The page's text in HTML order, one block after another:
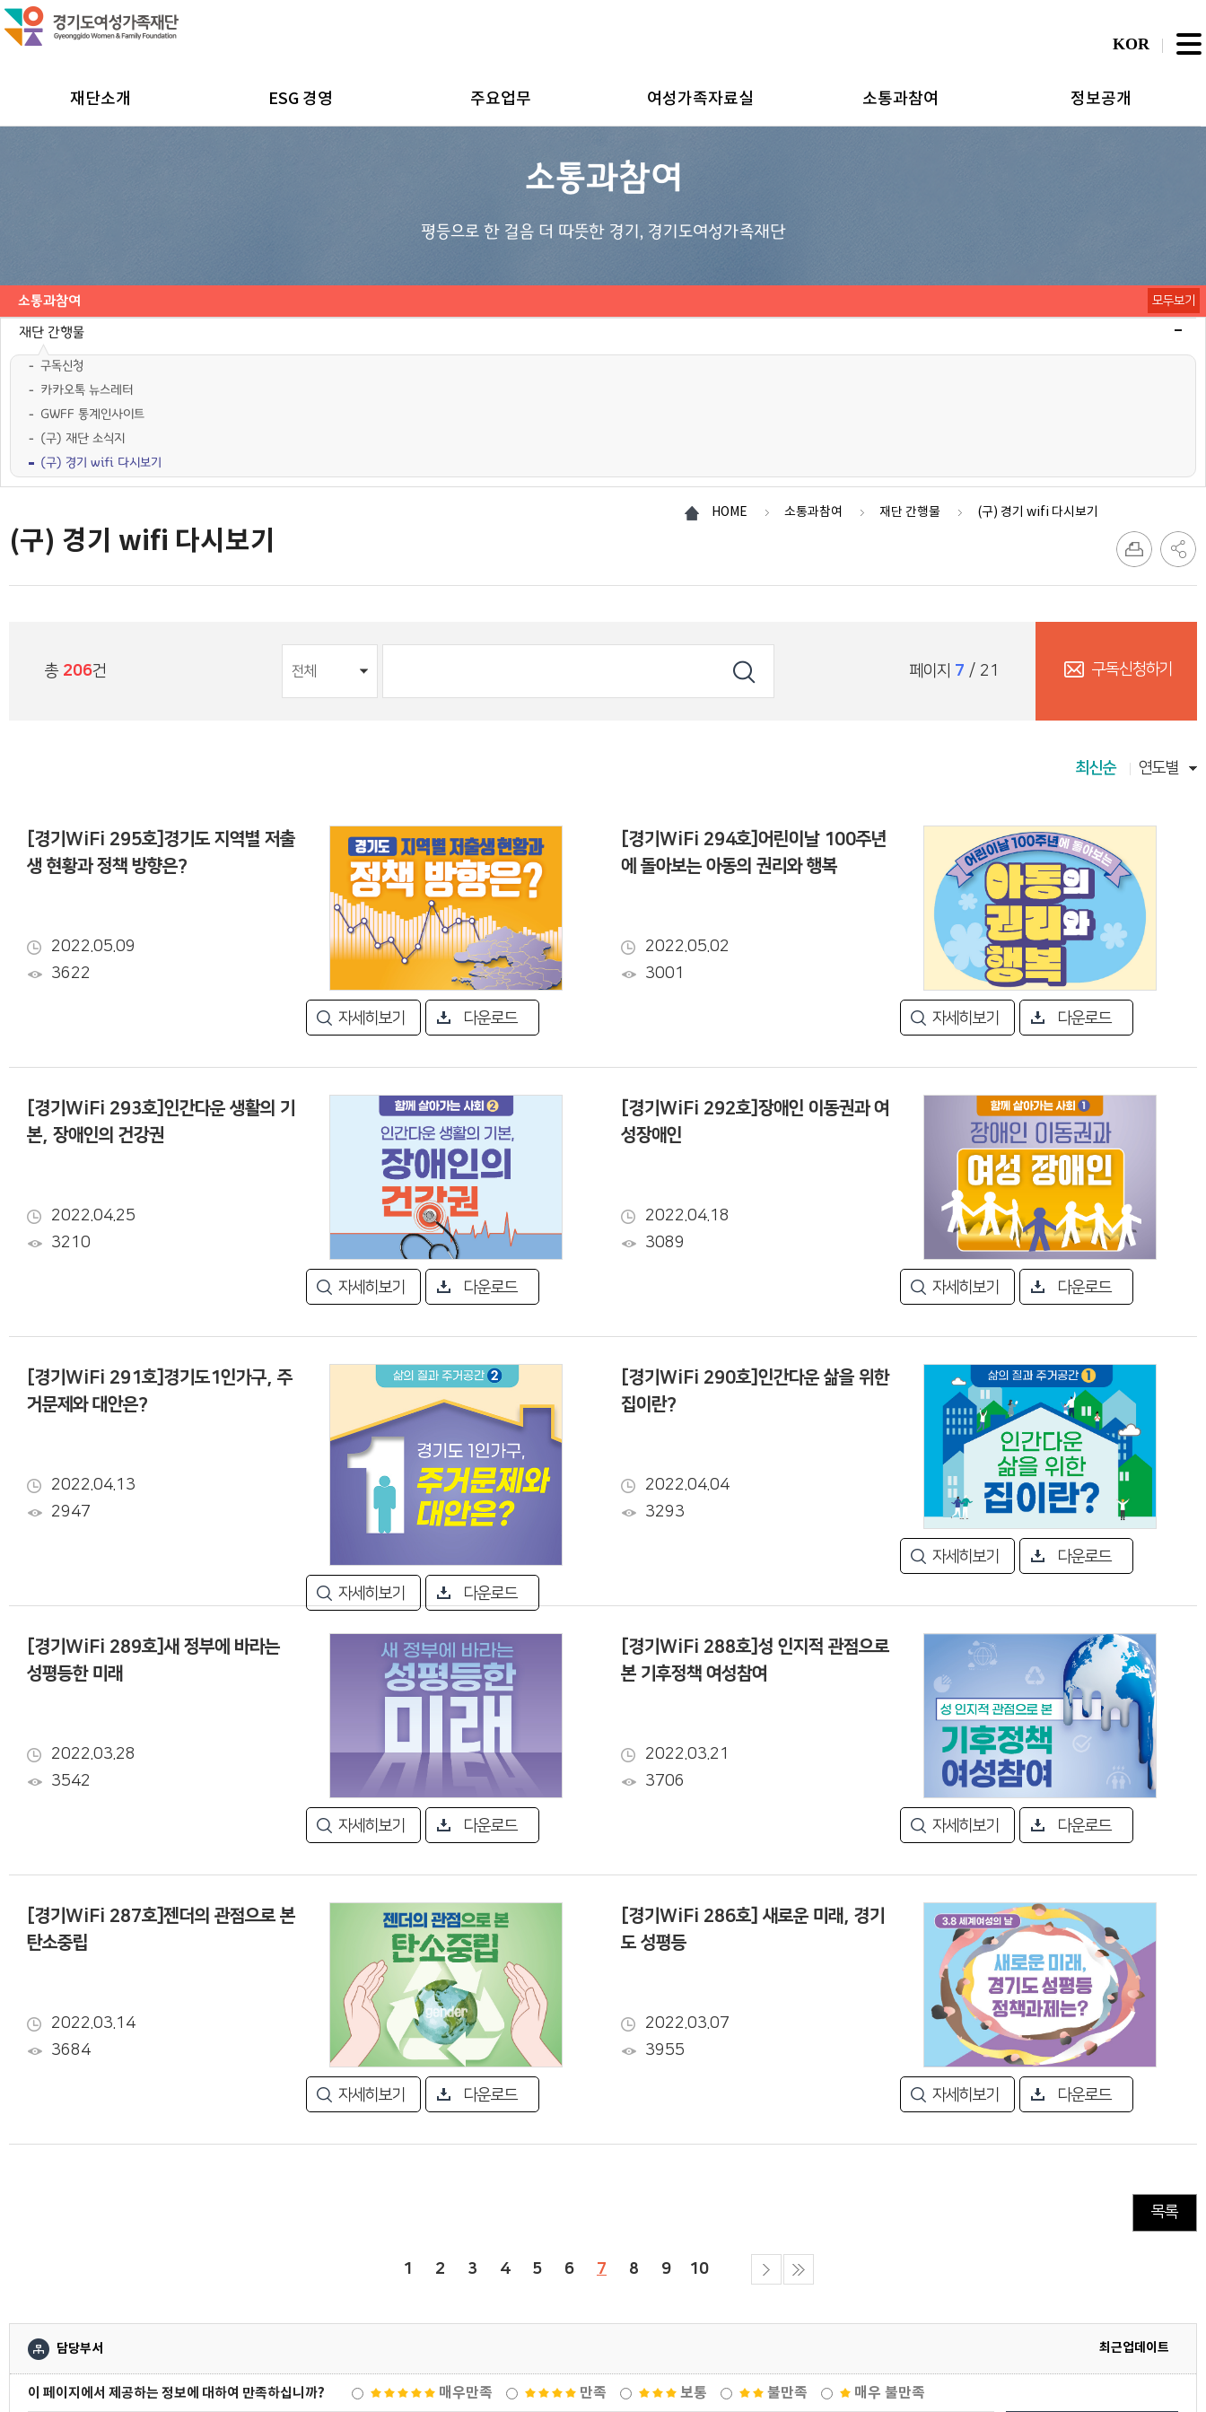
재단소개 ESG 경영 주요업무 여성가족자료실 소통과참여 정보공개
KOR
소통과참여
평등으로 한 걸음 더 따뜻한 경기, 경기도여성가족재단
소통과참여
공지사항
채용공고
모집/행사
카드뉴스
언론보도
도민의 의견
재단 간행물
구독신청
카카오톡 뉴스레터
GWFF 통계인사이트
(구) 재단 소식지
(구) 경기 wifi 다시보기
모두보기
HOME 소통과참여 재단 간행물 (구) 경기 wifi 다시보기
(구) 경기 wifi 다시보기
총 206건 페이지 7 / 21 구독신청하기
최신순 연도별
[경기WiFi 295호]경기도 지역별 저출
생 현황과 정책 방향은?
2022.05.09
3622
자세히보기 다운로드
[경기WiFi 294호]어린이날 100주년
에 돌아보는 아동의 권리와 행복
2022.05.02
3001
자세히보기 다운로드
[경기WiFi 293호]인간다운 생활의 기
본, 장애인의 건강권
2022.04.25
3210
자세히보기 다운로드
[경기WiFi 292호]장애인 이동권과 여
성장애인
2022.04.18
3089
자세히보기 다운로드
[경기WiFi 291호]경기도1인가구, 주
거문제와 대안은?
2022.04.13
2947
자세히보기 다운로드
[경기WiFi 290호]인간다운 삶을 위한
집이란?
2022.04.04
3293
자세히보기 다운로드
[경기WiFi 289호]새 정부에 바라는
성평등한 미래
2022.03.28
3542
자세히보기 다운로드
[경기WiFi 288호]성 인지적 관점으로
본 기후정책 여성참여
2022.03.21
3706
자세히보기 다운로드
[경기WiFi 287호]젠더의 관점으로 본
탄소중립
2022.03.14
3684
자세히보기 다운로드
[경기WiFi 286호] 새로운 미래, 경기
도 성평등
2022.03.07
3955
자세히보기 다운로드
목록
1 2 3 4 5 6 7 8 9 10
담당부서 최근업데이트
이 페이지에서 제공하는 정보에 대하여 만족하십니까? 매우만족 만족 보통 불만족 매우 불만족